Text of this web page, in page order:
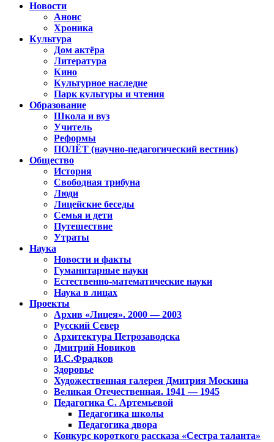
Новости
Анонс
Хроника
Культура
Дом актёра
Литература
Кино
Культурное наследие
Парк культуры и чтения
Образование
Школа и вуз
Учитель
Реформы
ПОЛЁТ (научно-педагогический вестник)
Общество
История
Свободная трибуна
Люди
Лицейские беседы
Семья и дети
Путешествие
Утраты
Наука
Новости и факты
Гуманитарные науки
Естественно-математические науки
Наука в лицах
Проекты
Архив «Лицея». 2000 — 2003
Русский Север
Архитектура Петрозаводска
Дмитрий Новиков
И.С.Фрадков
Здоровье
Художественная галерея Дмитрия Москина
Великая Отечественная. 1941 — 1945
Педагогика С. Артемьевой
Педагогика школы
Педагогика двора
Конкурс короткого рассказа «Сестра таланта»